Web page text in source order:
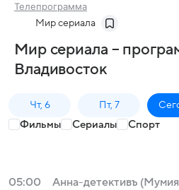
Телепрограмма
Мир сериала
Мир сериала –
Владивосток
Чт, 6 Пт, 7
Фильмы Сериалы Спорт
05:00
Анна-детективъ